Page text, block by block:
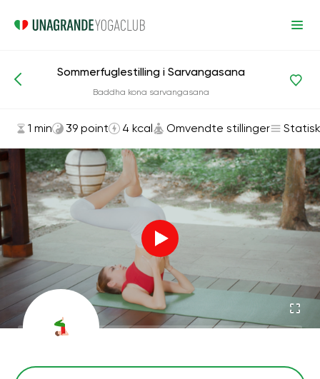
Asanas og øvelser
Sommerfuglestilling i Sarvangasana
Baddha kona sarvangasana
1 min 39 point 4 kcal Omvendte stillinger Statisk